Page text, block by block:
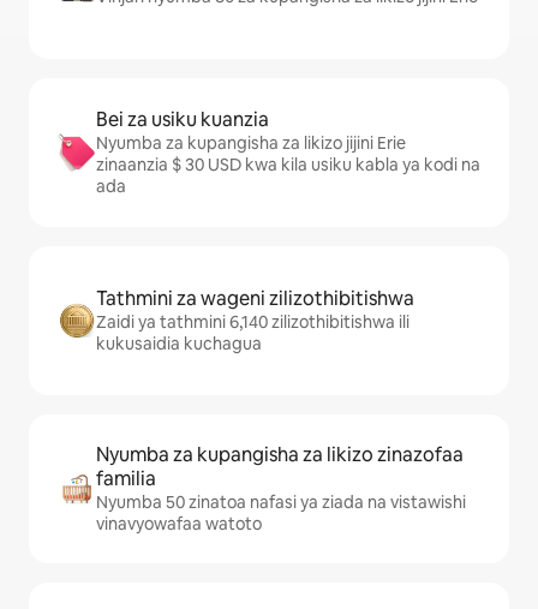
Bei za usiku kuanzia
Nyumba za kupangisha za likizo jijini Erie
zinaanzia $ 30 USD kwa kila usiku kabla ya kodi na
ada
Tathmini za wageni zilizothibitishwa
Zaidi ya tathmini 6,140 zilizothibitishwa ili
kukusaidia kuchagua
Nyumba za kupangisha za likizo zinazofaa
familia
Nyumba 50 zinatoa nafasi ya ziada na vistawishi
vinavyowafaa watoto